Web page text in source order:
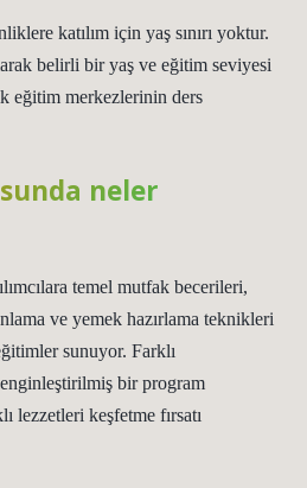
katılım için yaş sınırı yoktur.
belirli bir yaş ve eğitim seviyesi
eğitim merkezlerinin ders
neler
temel mutfak becerileri,
ve yemek hazırlama teknikleri
sunuyor. Farklı
bir program
lezzetleri keşfetme fırsatı